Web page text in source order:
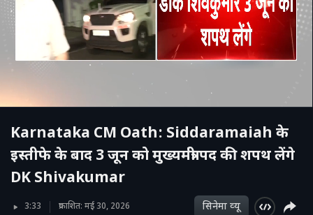
Karnataka CM Oath: Siddaramaiah के
इस्तीफे के बाद 3 जून को मुख्यमंत्री पद की शपथ लेंगे
DK Shivakumar
3:33 प्रकाशित: मई 30, 2026 सिनेमा व्‍यू